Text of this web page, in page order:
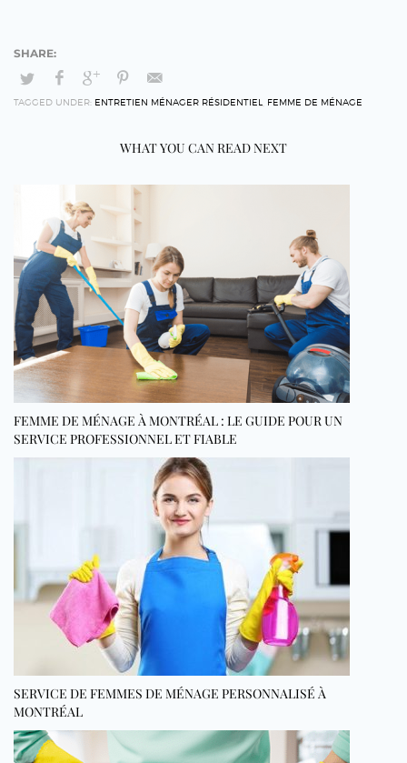
TAGGED UNDER: ENTRETIEN MÉNAGER RÉSIDENTIEL FEMME DE MÉNAGE
WHAT YOU CAN READ NEXT
FEMME DE MÉNAGE À MONTRÉAL : LE GUIDE POUR UN
SERVICE PROFESSIONNEL ET FIABLE
SERVICE DE FEMMES DE MÉNAGE PERSONNALISÉ À
MONTRÉAL